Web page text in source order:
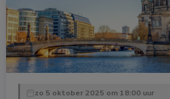
zo 5 oktober 2025 om 18:00 uur